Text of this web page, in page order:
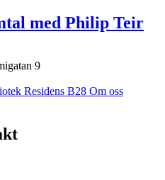
med Philip Teir
9
Residens B28 Om oss